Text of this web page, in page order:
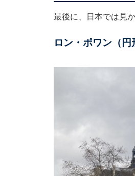
最後に、日本では見
ロン・ポワン（円